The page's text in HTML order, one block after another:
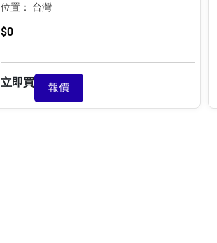
位置： 台灣
$0
立即買 報價